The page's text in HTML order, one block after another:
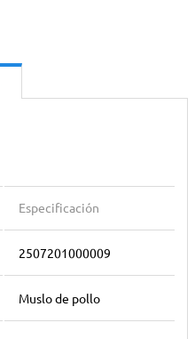
Especificación
2507201000009
Muslo de pollo